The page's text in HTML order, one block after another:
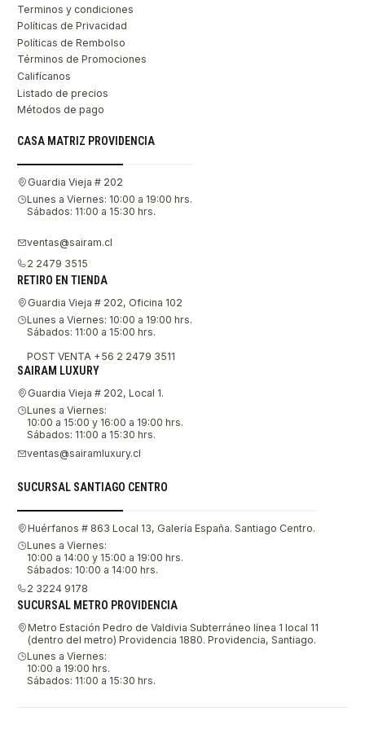
Terminos y condiciones
Políticas de Privacidad
Políticas de Rembolso
Términos de Promociones
Califícanos
Listado de precios
Métodos de pago
CASA MATRIZ PROVIDENCIA
Guardia Vieja # 202
Lunes a Viernes: 10:00 a 19:00 hrs.
Sábados: 11:00 a 15:30 hrs.
ventas@sairam.cl
2 2479 3515
RETIRO EN TIENDA
Guardia Vieja # 202, Oficina 102
Lunes a Viernes: 10:00 a 19:00 hrs.
Sábados: 11:00 a 15:00 hrs.
POST VENTA +56 2 2479 3511
SAIRAM LUXURY
Guardia Vieja # 202, Local 1.
Lunes a Viernes:
10:00 a 15:00 y 16:00 a 19:00 hrs.
Sábados: 11:00 a 15:30 hrs.
ventas@sairamluxury.cl
SUCURSAL SANTIAGO CENTRO
Huérfanos # 863 Local 13, Galería España. Santiago Centro.
Lunes a Viernes:
10:00 a 14:00 y 15:00 a 19:00 hrs.
Sábados: 10:00 a 14:00 hrs.
2 3224 9178
SUCURSAL METRO PROVIDENCIA
Metro Estación Pedro de Valdivia Subterráneo línea 1 local 11
(dentro del metro) Providencia 1880. Providencia, Santiago.
Lunes a Viernes:
10:00 a 19:00 hrs.
Sábados: 11:00 a 15:30 hrs.